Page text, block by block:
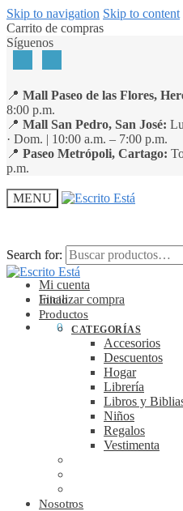
Skip to navigation Skip to content
Carrito de compras
Síguenos
📍 Mall Paseo de las Flores,
8:00 p.m.
📍 Mall San Pedro, San José:
· Dom. | 10:00 a.m. – 7:00 p.m.
📍 Paseo Metrópoli, Cartago:
p.m.
MENU
Search for:
Mi cuenta
Finalizar compra
0
Search for:
Inicio
Productos
CATEGORÍAS
Accesorios
Descuentos
Hogar
Librería
Libros y
Niños
Regalos
Vestimenta
Nosotros